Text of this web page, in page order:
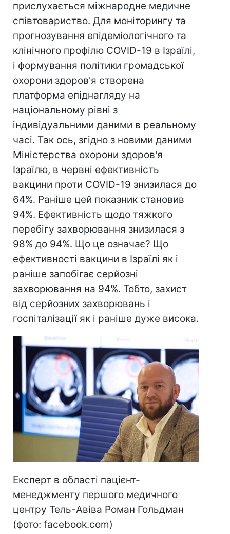
прислухається міжнародне медичне
співтовариство. Для моніторингу та
прогнозування епідеміологічного та
клінічного профілю COVID-19 в Ізраїлі,
і формування політики громадської
охорони здоров'я створена
платформа епіднагляду на
національному рівні з
індивідуальними даними в реальному
часі. Так ось, згідно з новими даними
Міністерства охорони здоров'я
Ізраїлю, в червні ефективність
вакцини проти COVID-19 знизилася до
64%. Раніше цей показник становив
94%. Ефективність щодо тяжкого
перебігу захворювання знизилася з
98% до 94%. Що це означає? Що
ефективності вакцини в Ізраїлі як і
раніше запобігає серйозні
захворювання на 94%. Тобто, захист
від серйозних захворювань і
госпіталізації як і раніше дуже висока.
Експерт в області пацієнт-
менеджменту першого медичного
центру Тель-Авіва Роман Гольдман
(фото: facebook.com)